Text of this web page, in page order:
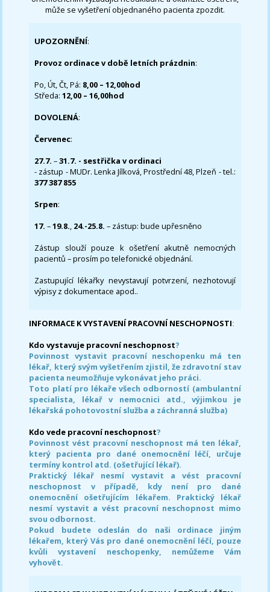
může se vyšetření objednaného pacienta zpozdit.
UPOZORNĚNÍ:
Provoz ordinace v době letních prázdnin:
Po, Út, Čt, Pá: 8,00 – 12,00hod
Středa:12,00 – 16,00hod
DOVOLENÁ:
Červenec:
27.7.–31.7. - sestřička v ordinaci
- zástup - MUDr. Lenka Jílková, Prostřední 48, Plzeň - tel.:
377 387 855
Srpen:
17. –19.8., 24.-25.8. – zástup: bude upřesněno
Zástup slouží pouze k ošetření akutně nemocných
pacientů – prosím po telefonické objednání.
Zastupující lékařky nevystavují potvrzení, nezhotovují
výpisy z dokumentace apod..
INFORMACE K VYSTAVENÍ PRACOVNÍ NESCHOPNOSTI:
Kdo vystavuje pracovní neschopnost?
Povinnost vystavit pracovní neschopenku má ten
lékař, který svým vyšetřením zjistil, že zdravotní stav
pacienta neumožňuje vykonávat jeho práci.
Toto platí pro lékaře všech odborností (ambulantní
specialista, lékař v nemocnici atd., výjimkou je
lékařská pohotovostní služba a záchranná služba)
Kdo vede pracovní neschopnost?
Povinnost vést pracovní neschopnost má ten lékař,
který pacienta pro dané onemocnění léčí, určuje
termíny kontrol atd. (ošetřující lékař).
Praktický lékař nesmí vystavit a vést pracovní
neschopnost v případě, kdy není pro dané
onemocnění ošetřujícím lékařem. Praktický lékař
nesmí vystavit a vést pracovní neschopnost mimo
svou odbornost.
Pokud budete odeslán do naši ordinace jiným
lékařem, který Vás pro dané onemocnění léčí, pouze
kvůli vystavení neschopenky, nemůžeme Vám
vyhovět.